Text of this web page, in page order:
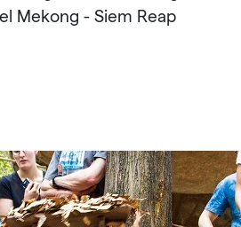
Mekong - Siem Reap